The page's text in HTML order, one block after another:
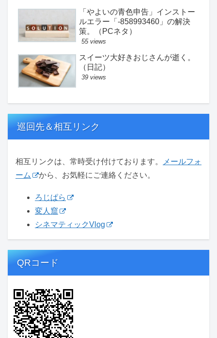
「やよいの青色申告」インストー
ルエラー「-858993460」の解決
策。（PCネタ）
55 views
スイーツ大好きおじさんが逝く。
（日記）
39 views
巡回先＆相互リンク
相互リンクは、常時受け付けております。
メールフォ
ーム
から、お気軽にご連絡ください。
ろじぱら
変人窟
シネマティックVlog
QRコード